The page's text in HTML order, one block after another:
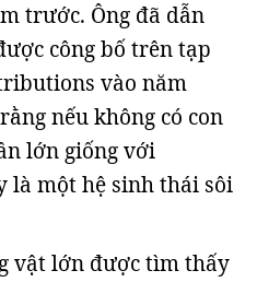
trước. Ông đã dẫn
công bố trên tạp
vào năm
nếu không có con
lớn giống với
là một hệ sinh thái sôi
vật lớn được tìm thấy